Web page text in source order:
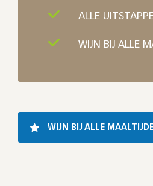
ALLE
WIJN BIJ ALLE
WIJN BIJ ALLE